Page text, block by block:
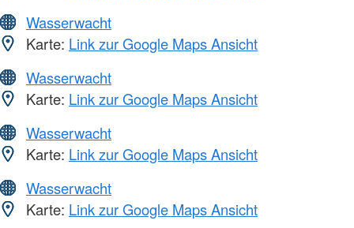
Wasserwacht
Karte: Link zur Google Maps Ansicht
Wasserwacht
Karte: Link zur Google Maps Ansicht
Wasserwacht
Karte: Link zur Google Maps Ansicht
Wasserwacht
Karte: Link zur Google Maps Ansicht